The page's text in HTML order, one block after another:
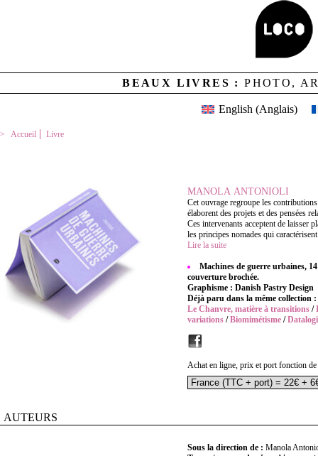
BEAUX LIVRES :PHOTO,
English (Anglais)
Accueil Livre
MANOLA ANTONIOLI
Cet ouvrage regroupe les
élaborent des projets et des pensées
Ces intervenants acceptent de laisser
les principes nomades qui
Lire la suite
Machines de guerre urbaines,
couverture brochée.
Graphisme : Danish Pastry Design
Déjà paru dans la même collection :
Le Chanvre, matière à transitions /
variations /Biomimétisme /
Achat en ligne, prix et port fonction de
AUTEURS
Sous la direction de : Manola